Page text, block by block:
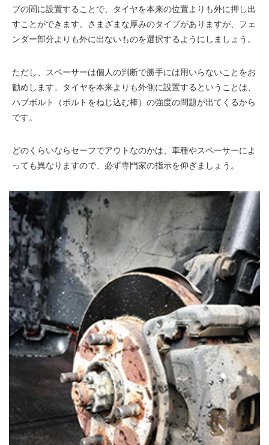
ブの間に設置することで、タイヤを本来の位置よりも外に押し出
すことができます。さまざまな厚みのタイプがありますが、フェ
ンダー部分よりも外に出ないものを選択するようにしましょう。
ただし、スペーサーは個人の判断で勝手には用いらないことをお
勧めします。タイヤを本来よりも外側に設置するということは、
ハブボルト（ボルトをねじ込む棒）の強度の問題が出てくるから
です。
どのくらいならセーフでアウトなのかは、車種やスペーサーによ
っても異なりますので、必ず専門家の指示を仰ぎましょう。